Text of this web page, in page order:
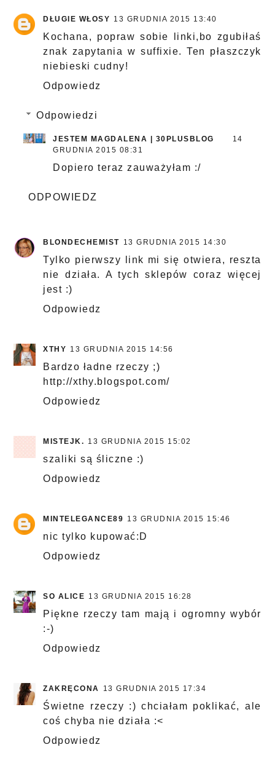
DŁUGIE WŁOSY 13 GRUDNIA 2015 13:40
Kochana, popraw sobie linki,bo zgubiłaś
znak zapytania w suffixie. Ten płaszczyk
niebieski cudny!
Odpowiedz
Odpowiedzi
JESTEM MAGDALENA | 30PLUSBLOG
14
GRUDNIA 2015 08:31
Dopiero teraz zauważyłam :/
ODPOWIEDZ
BLONDECHEMIST 13 GRUDNIA 2015 14:30
Tylko pierwszy link mi się otwiera, reszta
nie działa. A tych sklepów coraz więcej
jest :)
Odpowiedz
XTHY 13 GRUDNIA 2015 14:56
Bardzo ładne rzeczy ;)
http://xthy.blogspot.com/
Odpowiedz
MISTEJK. 13 GRUDNIA 2015 15:02
szaliki są śliczne :)
Odpowiedz
MINTELEGANCE89 13 GRUDNIA 2015 15:46
nic tylko kupować:D
Odpowiedz
SO ALICE 13 GRUDNIA 2015 16:28
Piękne rzeczy tam mają i ogromny wybór
:-)
Odpowiedz
ZAKRĘCONA 13 GRUDNIA 2015 17:34
Świetne rzeczy :) chciałam poklikać, ale
coś chyba nie działa :<
Odpowiedz